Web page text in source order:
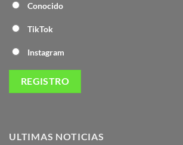
Conocido
TikTok
Instagram
ULTIMAS NOTICIAS